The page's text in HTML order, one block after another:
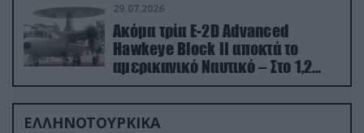
29.07.2026
Ακόμα τρία E-2D Advanced
Hawkeye Block II αποκτά το
αμερικανικό Ναυτικό – Στο 1,2
δισ.δολάρια το κόστος
ΕΛΛΗΝΟΤΟΥΡΚΙΚΑ